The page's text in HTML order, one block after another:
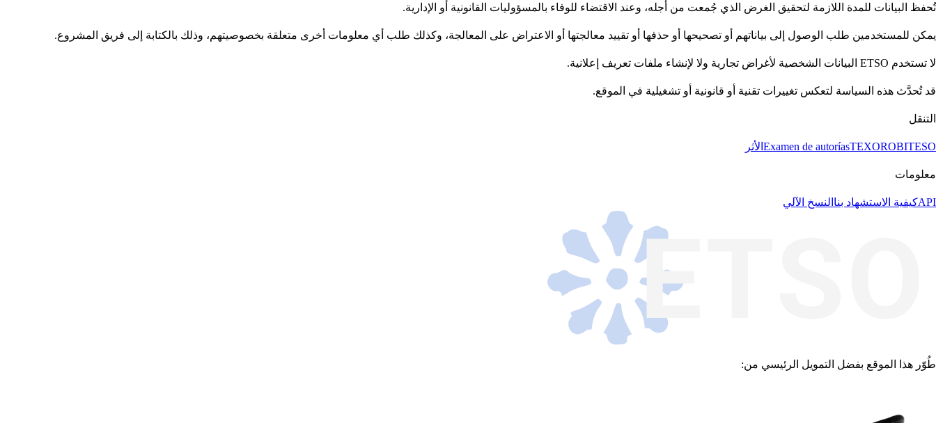
تُحفظ البيانات للمدة اللازمة لتحقيق الغرض الذي جُمعت من أجله، وعند الاقتضاء للوفاء بالمسؤوليات القانونية أو الإدارية.
يمكن للمستخدمين طلب الوصول إلى بياناتهم أو تصحيحها أو حذفها أو تقييد معالجتها أو الاعتراض على المعالجة، وكذلك طلب أي معلومات أخرى متعلقة بخصوصيتهم، وذلك بالكتابة إلى فريق المشروع.
لا تستخدم ETSO البيانات الشخصية لأغراض تجارية ولا لإنشاء ملفات تعريف إعلانية.
قد تُحدَّث هذه السياسة لتعكس تغييرات تقنية أو قانونية أو تشغيلية في الموقع.
التنقل
Examen de autoríasTEXOROBITESO الأثر
معلومات
APIكيفية الاستشهاد بنا النسخ الآلي
طُوّر هذا الموقع بفضل التمويل الرئيسي من: